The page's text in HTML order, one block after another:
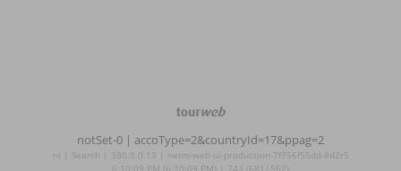
TourWeb
©
NetMatch
notSet-0 | accoType=2&countryId=17&ppag=2
nl | Search | 380.0.0.13 | netm-web-ui-production-7f756f55dd-8d2r5
6:10:09 PM (6:10:09 PM) | 743 (681|562)